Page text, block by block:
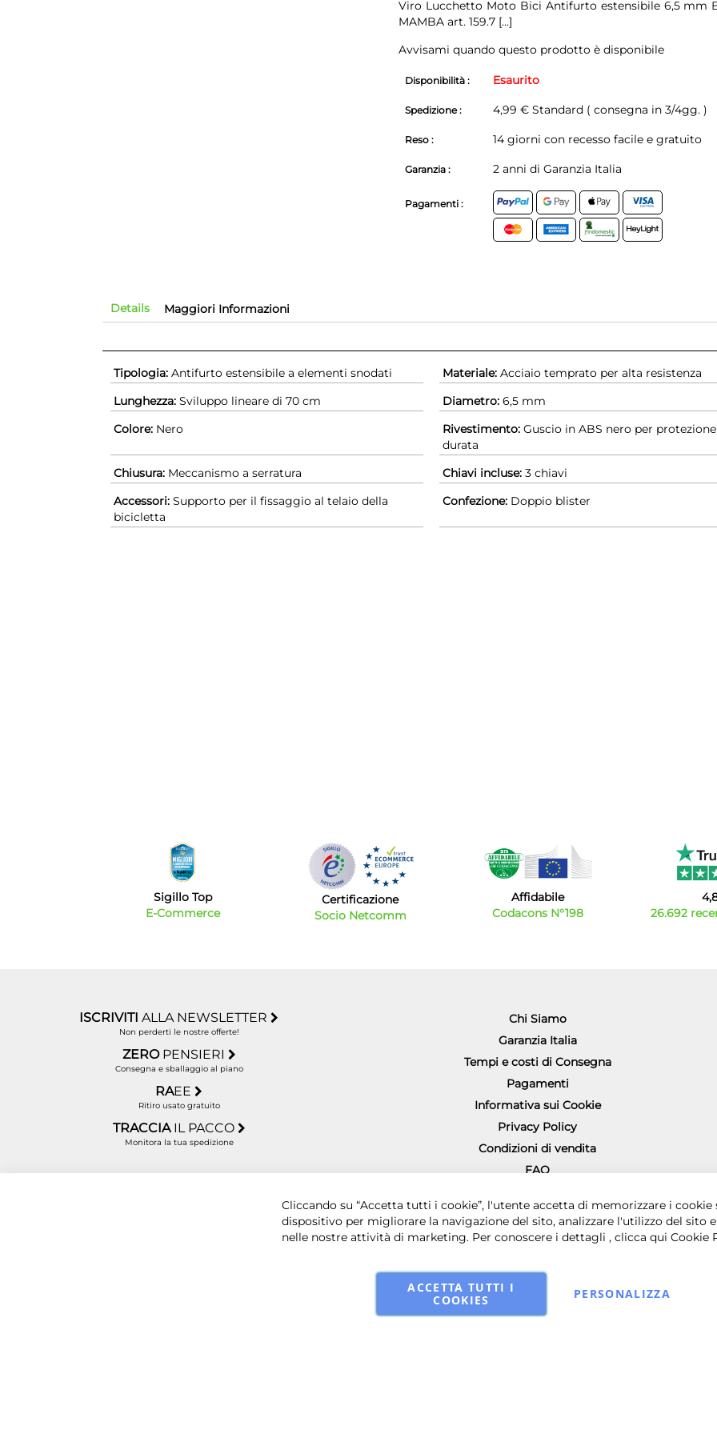
Viro Lucchetto Moto Bici Antifurto estensibile 6,5 mm
MAMBA art. 159.7 [...]
Avvisami quando questo prodotto è disponibile
Disponibilità : Esaurito
Spedizione : 4,99 € Standard ( consegna in 3/4gg. )
Reso : 14 giorni con recesso facile e gratuito
Garanzia : 2 anni di Garanzia Italia
Pagamenti :
Details
Tipologia: Antifurto estensibile a elementi snodati Materiale:Acciaio temprato per alta resistenza
Lunghezza: Sviluppo lineare di 70 cm Diametro:6,5 mm
Colore: Nero Rivestimento:Guscio in ABS nero per
durata
Chiusura: Meccanismo a serratura Chiavi incluse:3 chiavi
Accessori: Supporto per il fissaggio al telaio della
bicicletta
Confezione:Doppio blister
Maggiori Informazioni
Sigillo Top
E-Commerce
Certificazione
Socio Netcomm
Affidabile
Codacons N°198
26.692
ISCRIVITIALLA NEWSLETTER
Non perderti le nostre offerte!
ZERO PENSIERI
Consegna e sballaggio al piano
RAEE
Ritiro usato gratuito
TRACCIA IL PACCO
Monitora la tua spedizione
Chi Siamo
Garanzia Italia
Tempi e costi di Consegna
Pagamenti
Informativa sui Cookie
Privacy Policy
Condizioni di vendita
FAQ
Copyright © 2025 BYTECNO S.R.L. Cap. Soc. 50.000 € i.v. - Sede legale in via Principe di Piemonte 199, 80026 Casoria (NA)